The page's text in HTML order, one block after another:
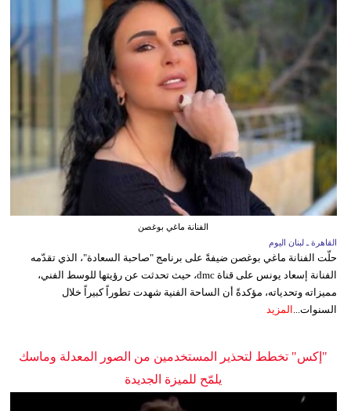
الفنانة ماغي بوغصن
القاهرة ـ لبنان اليوم
حلّت الفنانة ماغي بوغصن ضيفةً على برنامج "صاحبة السعادة"، الذي تقدّمه
الفنانة إسعاد يونس على قناة dmc، حيث تحدثت عن رؤيتها للوسط الفني،
مميزاته وتحدياته، مؤكدةً أن الساحة الفنية شهدت تطوراً كبيراً خلال
السنوات...
المزيد
"إكس" تخطط لتحذير المستخدمين من الصور المعدلة وماسك
يلمّح للميزة الجديدة